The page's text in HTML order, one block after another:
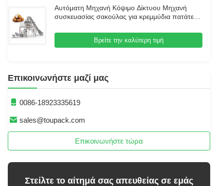
Αυτόματη Μηχανή Κόψιμο Δίκτυου Μηχανή
συσκευασίας σακούλας για κρεμμύδια πατάτες
ντομάτες και φρέσκα προϊόντα
Βρείτε την καλύτερη τιμή
Επικοινωνήστε μαζί μας
0086-18923335619
sales@toupack.com
Επικοινωνήστε τώρα
Στείλτε το αίτημά σας απευθείας σε εμάς